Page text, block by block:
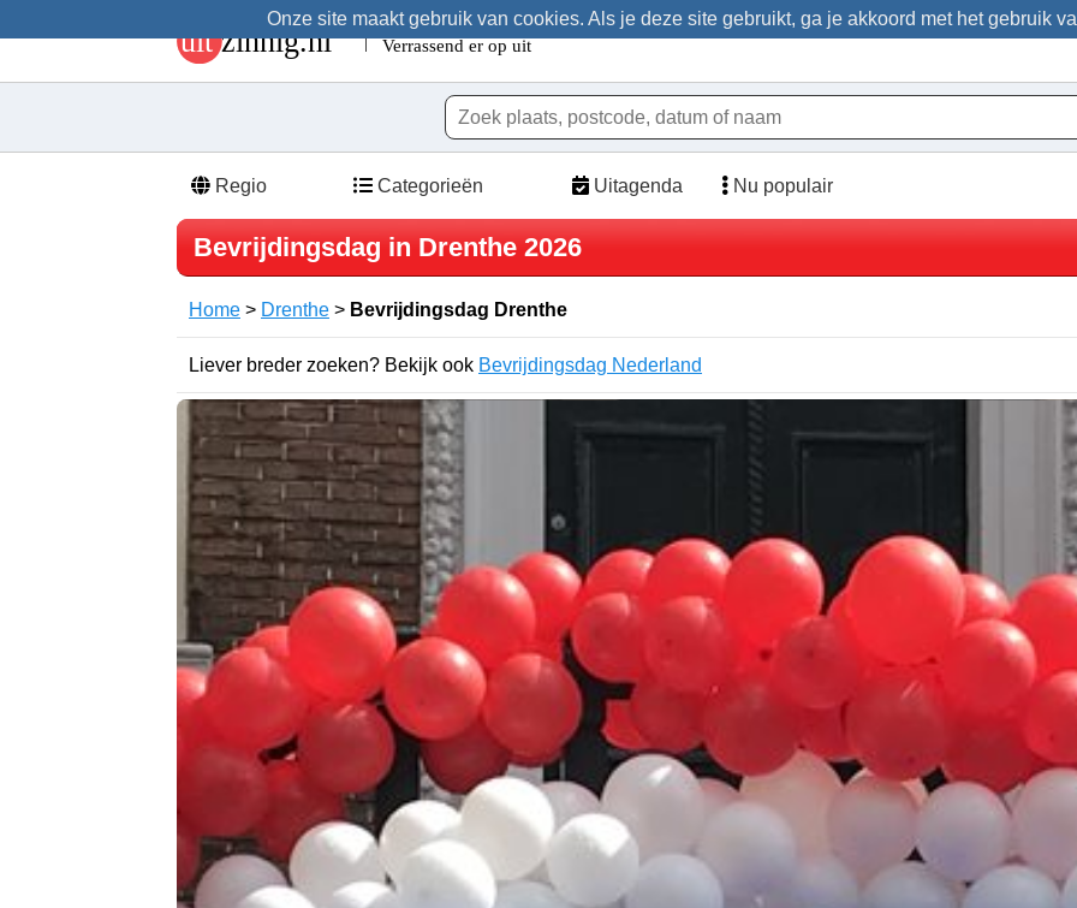
Onze site maakt gebruik van cookies. Als je deze site gebruikt, ga je akkoord met het gebruik
Regio Categorieën Uitagenda Nu populair
Bevrijdingsdag in Drenthe 2026
Home > Drenthe > Bevrijdingsdag Drenthe
Liever breder zoeken? Bekijk ook Bevrijdingsdag Nederland